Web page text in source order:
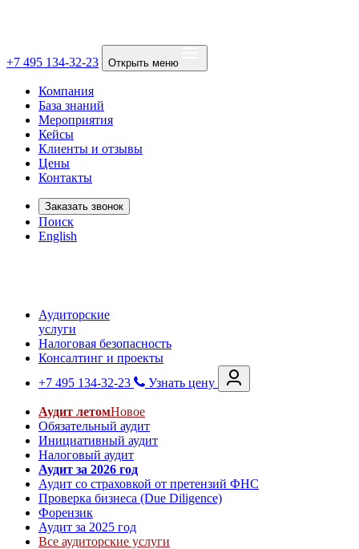
+7 495 134-32-23 Открыть меню
Компания
База знаний
Мероприятия
Кейсы
Клиенты и отзывы
Цены
Контакты
Заказать звонок
Поиск
English
Аудиторские
услуги
Налоговая безопасность
Консалтинг и проекты
+7 495 134-32-23
Узнать цену
Аудит летомНовое
Обязательный аудит
Инициативный аудит
Налоговый аудит
Аудит за 2026 год
Аудит со страховкой от претензий ФНС
Проверка бизнеса (Due Diligence)
Форензик
Аудит за 2025 год
Все аудиторские услуги